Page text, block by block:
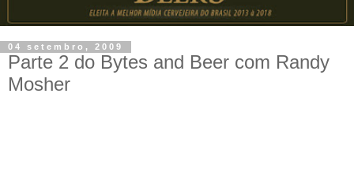
04 setembro, 2009
Parte 2 do Bytes and Beer com Randy
Mosher